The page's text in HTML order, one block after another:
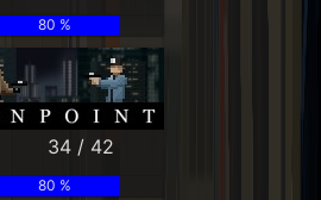
80 %
34 / 42
80 %